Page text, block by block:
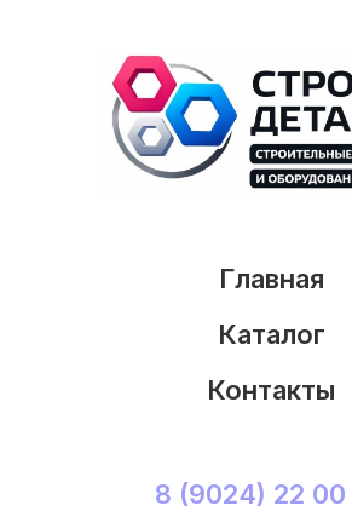
Главная
Каталог
Контакты
8 (9024) 22 00